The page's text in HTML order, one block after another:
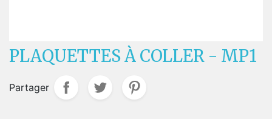
PLAQUETTES À COLLER - MP1
Partager